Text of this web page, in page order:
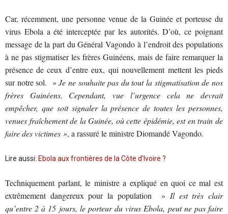
Car, récemment, une personne venue de la Guinée et porteuse du
virus Ebola a été interceptée par les autorités. D’où, ce poignant
message de la part du Général Vagondo à l’endroit des populations
à ne pas stigmatiser les frères Guinéens, mais de faire remarquer la
présence de ceux d’entre eux, qui nouvellement mettent les pieds
sur notre sol. »Je ne souhaite pas du tout la stigmatisation de nos
frères Guinéens. Cependant, vue l’urgence cela ne devrait
empêcher, que soit signaler la présence de toutes les personnes,
venues fraîchement de la Guinée, où cette épidémie, est en train de
faire des victimes », a rassuré le ministre Diomandé Vagondo.
Lire aussi: Ebola aux frontières de la Côte d’Ivoire ?
Techniquement parlant, le ministre a expliqué en quoi ce mal est
extrêmement dangereux pour la population » Il est très clair
qu’entre 2 à 15 jours, le porteur du virus Ebola, peut ne pas faire